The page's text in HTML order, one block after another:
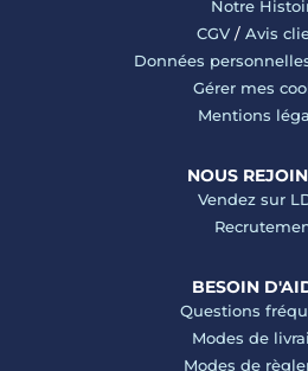
Notre
CGV/ Avis
Données
Gérer mes
Mentions
NOUS
Vendez sur
BESOIN
Questions
Modes de
Modes de